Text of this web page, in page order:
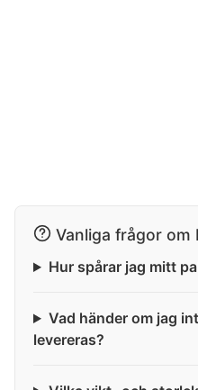
Vanliga frågor om
Hur spårar jag mitt
Vad händer om jag
levereras?